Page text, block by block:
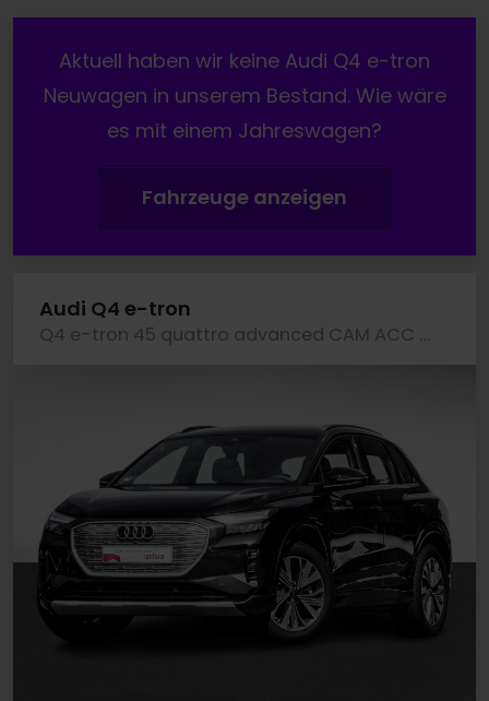
Aktuell haben wir keine Audi Q4 e-tron
Neuwagen in unserem Bestand. Wie wäre
es mit einem Jahreswagen?
Fahrzeuge anzeigen
Audi Q4 e-tron
Q4 e-tron 45 quattro advanced CAM ACC LM19 NAVI+